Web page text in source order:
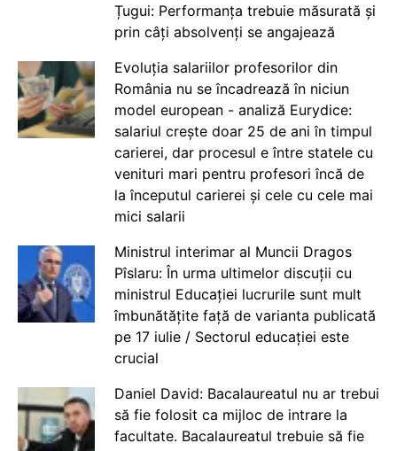
Țugui: Performanța trebuie măsurată și
prin câți absolvenți se angajează
Evoluția salariilor profesorilor din
România nu se încadrează în niciun
model european - analiză Eurydice:
salariul crește doar 25 de ani în timpul
carierei, dar procesul e între statele cu
venituri mari pentru profesori încă de
la începutul carierei și cele cu cele mai
mici salarii
Ministrul interimar al Muncii Dragos
Pîslaru: În urma ultimelor discuții cu
ministrul Educației lucrurile sunt mult
îmbunătățite față de varianta publicată
pe 17 iulie / Sectorul educației este
crucial
Daniel David: Bacalaureatul nu ar trebui
să fie folosit ca mijloc de intrare la
facultate. Bacalaureatul trebuie să fie